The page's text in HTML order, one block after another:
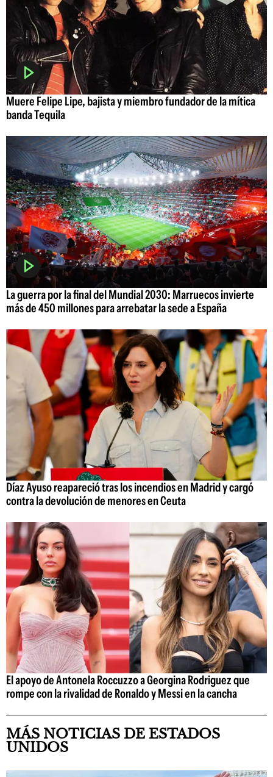
Muere Felipe Lipe, bajista y miembro fundador de la mítica
banda Tequila
La guerra por la final del Mundial 2030: Marruecos invierte
más de 450 millones para arrebatar la sede a España
Díaz Ayuso reapareció tras los incendios en Madrid y cargó
contra la devolución de menores en Ceuta
El apoyo de Antonela Roccuzzo a Georgina Rodriguez que
rompe con la rivalidad de Ronaldo y Messi en la cancha
MÁS NOTICIAS DE ESTADOS
UNIDOS